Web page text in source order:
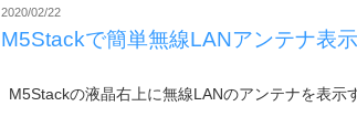
2020/02/22
M5Stackで簡単無線LANアンテナ表示
M5Stackの液晶右上に無線LANのアンテナを表示